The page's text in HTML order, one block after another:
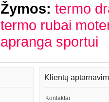
Žymos: termo
termo rubai
apranga sportui
Klientų
Kontaktai